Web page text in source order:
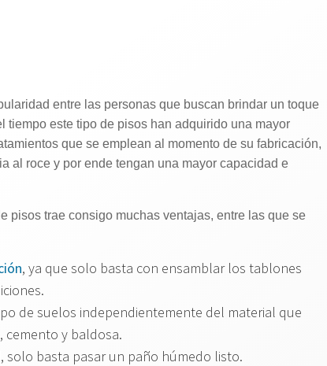
entre las personas que buscan brindar un toque
tiempo este tipo de pisos han adquirido una mayor
que se emplean al momento de su fabricación,
al roce y por ende tengan una mayor capacidad e
pisos trae consigo muchas ventajas, entre las que se
, ya que solo basta con ensamblar los tablones
de suelos independientemente del material que
cemento y baldosa.
solo basta pasar un paño húmedo listo.